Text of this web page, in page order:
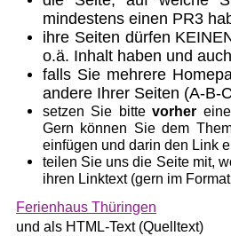
mindestens einen PR3
ihre Seiten dürfen
o.ä. Inhalt haben und
falls Sie mehrere
andere Ihrer Seiten (A-B-
setzen Sie bittevorher
Gern können Sie dem
einfügen und darin den Link
teilen Sie uns die Seite mit,
ihren Linktext (gern im
Ferienhaus Thüringen
und als HTML-Text (Quelltext)